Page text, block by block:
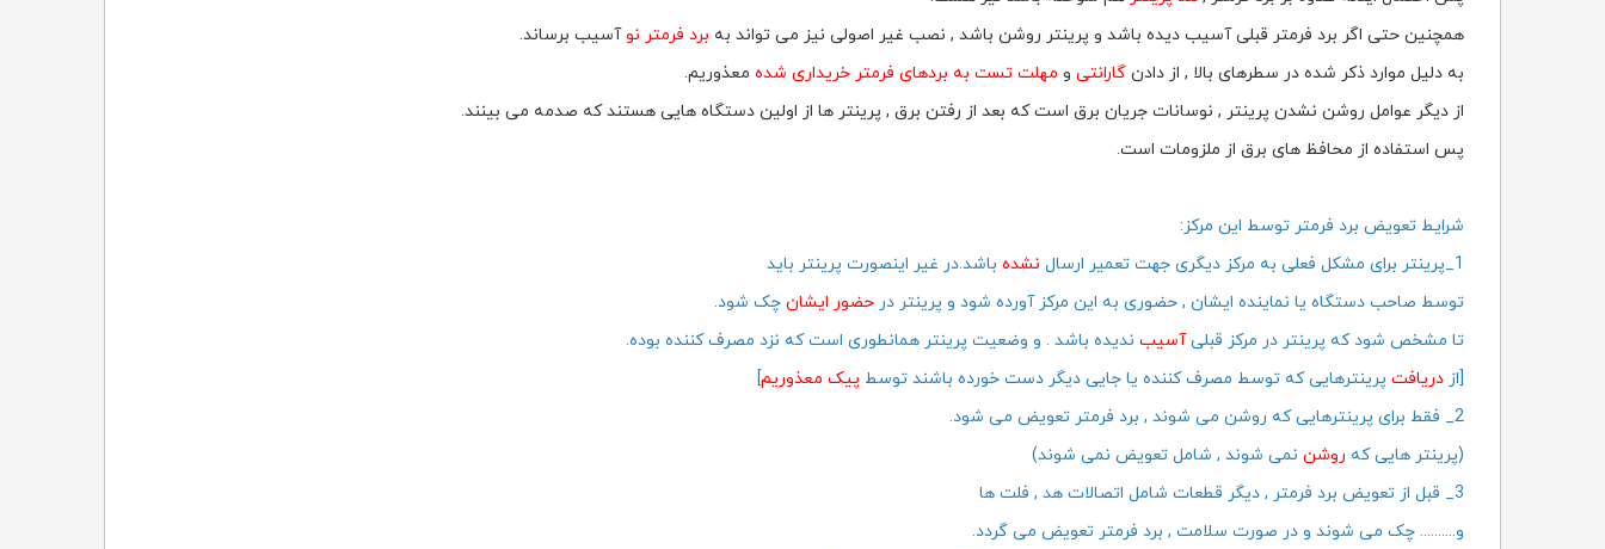
همچنین حتی اگر برد فرمتر قبلی آسیب دیده باشد و پرینتر روشن باشد , نصب غیر اصولی نیز می تواند به برد فرمتر نوآسیب برساند.
به دلیل موارد ذکر شده در سطرهای بالا , از دادن گارانتی و مهلت تست به بردهای فرمتر خریداری شده معذوریم.
از دیگر عوامل روشن نشدن پرینتر , نوسانات جریان برق است که بعد از رفتن برق , پرینتر ها از اولین دستگاه هایی هستند که صدمه می بینند.
پس استفاده از محافظ های برق از ملزومات است.
شرایط تعویض برد فرمتر توسط این مرکز:
1_پرینتر برای مشکل فعلی به مرکز دیگری جهت تعمیر ارسال
نشده باشد.در غیر اینصورت پرینتر باید
توسط صاحب دستگاه یا نماینده ایشان , حضوری به این مرکز آورده شود و پرینتر در حضور ایشان چک شود.
تا مشخص شود که پرینتر در مرکز قبلیآسیب ندیده باشد . و وضعیت پرینتر همانطوری است که نزد مصرف کننده بوده.
[از دریافت پرینترهایی که توسط مصرف کننده یا جایی دیگر دست خورده باشند توسط پیک معذوریم]
2_ فقط برای پرینترهایی که روشن می شوند , برد فرمتر تعویض می شود.
(پرینتر هایی که روشن نمی شوند , شامل تعویض نمی شوند)
3_ قبل از تعویض برد فرمتر , دیگر قطعات شامل اتصالات هد , فلت ها
و.......... چک می شوند و در صورت سلامت , برد فرمتر تعویض می گردد.